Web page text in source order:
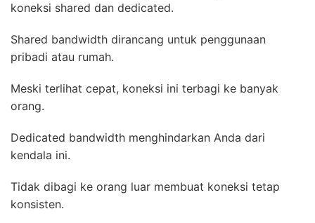
koneksi shared dan dedicated.
Shared bandwidth dirancang untuk penggunaan
pribadi atau rumah.
Meski terlihat cepat, koneksi ini terbagi ke banyak
orang.
Dedicated bandwidth menghindarkan Anda dari
kendala ini.
Tidak dibagi ke orang luar membuat koneksi tetap
konsisten.